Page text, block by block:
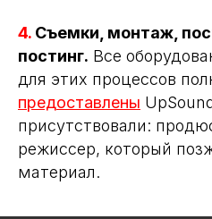
4. Съемки, монтаж,
постинг. Все
для этих процессов
предоставлены
присутствовали:
режиссер, который
материал.